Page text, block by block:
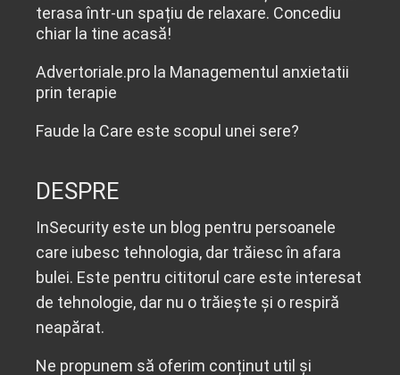
terasa într-un spațiu de relaxare. Concediu
chiar la tine acasă!
Advertoriale.pro la Managementul anxietatii
prin terapie
Faude la Care este scopul unei sere?
DESPRE
InSecurity este un blog pentru persoanele
care iubesc tehnologia, dar trăiesc în afara
bulei. Este pentru cititorul care este interesat
de tehnologie, dar nu o trăiește și o respiră
neapărat.
Ne propunem să oferim conținut util și